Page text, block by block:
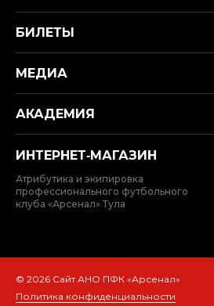
БИЛЕТЫ
МЕДИА
АКАДЕМИЯ
ИНТЕРНЕТ‑МАГАЗИН
Атрибутика и экипировка
профессионального футбольного
клуба «Арсенал» Тула
© 2026 Сайт АНО ПФК «Арсенал»
Политика конфиденциальности